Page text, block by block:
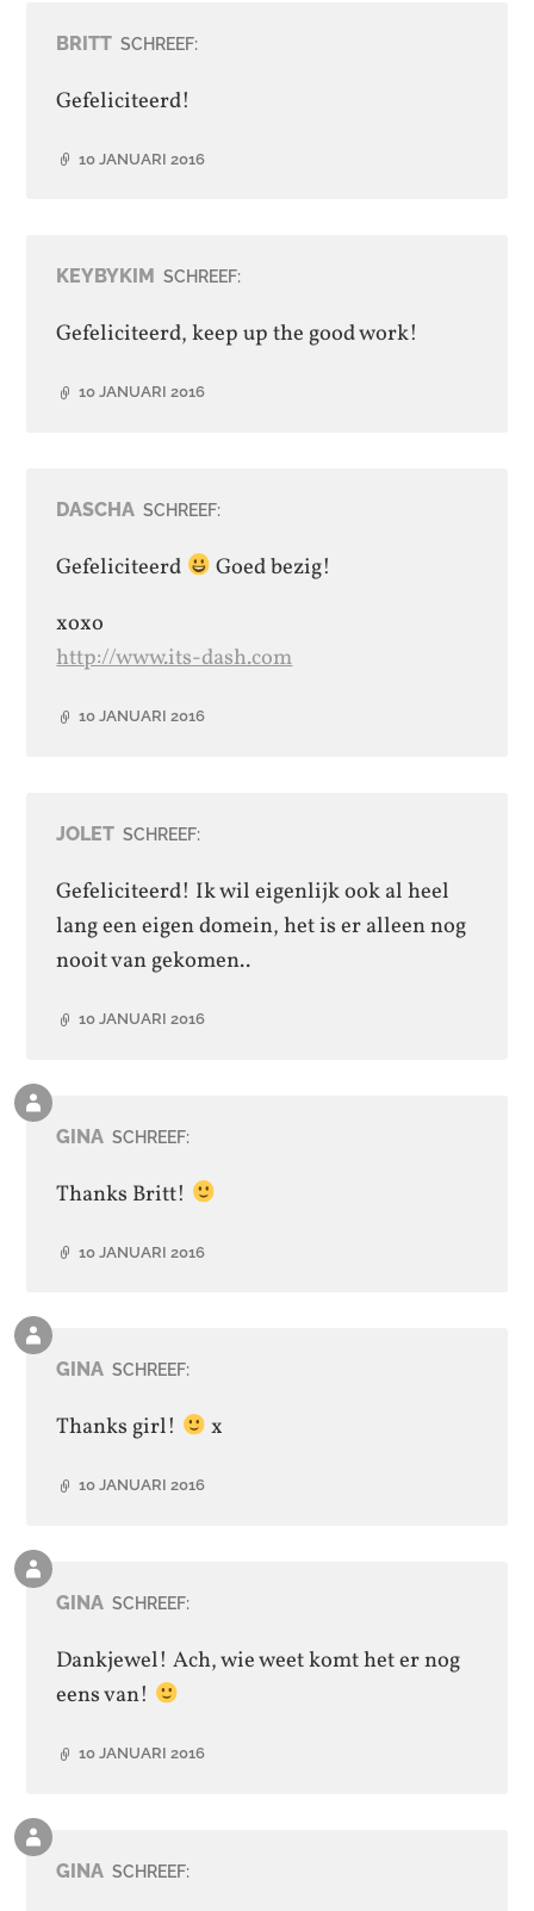
BRITT SCHREEF:
Gefeliciteerd!
10 JANUARI 2016
KEYBYKIM SCHREEF:
Gefeliciteerd, keep up the good work!
10 JANUARI 2016
DASCHA SCHREEF:
Gefeliciteerd
Goed bezig!
xoxo
http://www.its-dash.com
10 JANUARI 2016
JOLET SCHREEF:
Gefeliciteerd! Ik wil eigenlijk ook al heel
lang een eigen domein, het is er alleen nog
nooit van gekomen..
10 JANUARI 2016
Reactie
vanGINA SCHREEF:
Thanks Britt!
10 JANUARI 2016
Reactie
vanGINA SCHREEF:
Thanks girl! x
10 JANUARI 2016
Reactie
vanGINA SCHREEF:
Dankjewel! Ach, wie weet komt het er nog
eens van!
10 JANUARI 2016
Reactie
vanGINA SCHREEF: